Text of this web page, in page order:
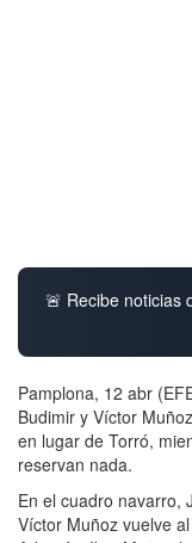
🚨 Recibe noticias
Pamplona, 12 abr
Budimir y Víctor
en lugar de Torró,
reservan nada.
En el cuadro navarro,
Víctor Muñoz vuelve